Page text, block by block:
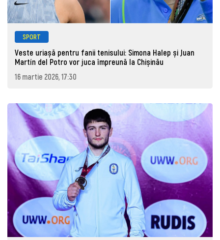
SPORT
Veste uriașă pentru fanii tenisului: Simona Halep și Juan
Martín del Potro vor juca împreună la Chișinău
16 martie 2026, 17:30